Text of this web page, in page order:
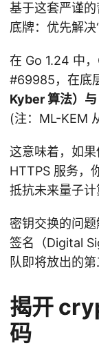
基于这套严谨
底牌：优先解决
在 Go 1.24 中
#69985，在底
Kyber 算法）
(注：ML-KEM
这意味着，如
HTTPS 服务，
抵抗未来量子计
密钥交换的问
签名（Digital
队即将放出的第
揭开
码